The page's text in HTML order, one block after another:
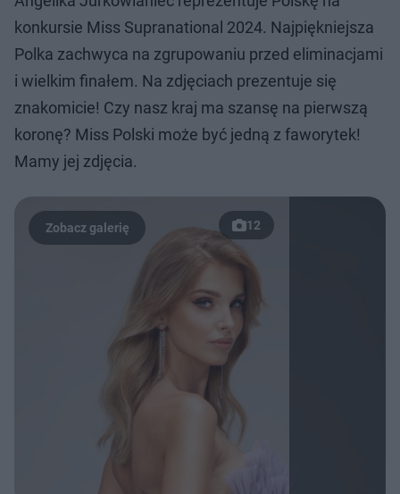
konkursie Miss Supranational 2024. Najpiękniejsza
Polka zachwyca na zgrupowaniu przed eliminacjami
i wielkim finałem. Na zdjęciach prezentuje się
znakomicie! Czy nasz kraj ma szansę na pierwszą
koronę? Miss Polski może być jedną z faworytek!
Mamy jej zdjęcia.
12